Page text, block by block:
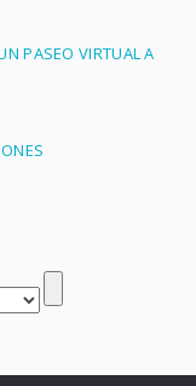
PASEO VIRTUAL A